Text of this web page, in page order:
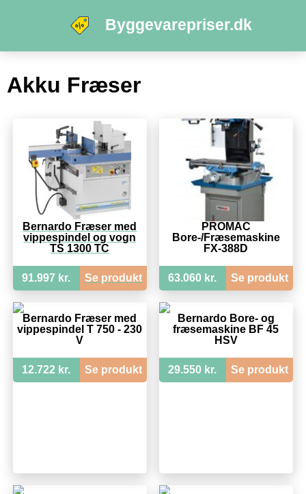
Byggevarepriser.dk
Akku Fræser
Bernardo Fræser med
vippespindel og vogn
TS 1300 TC
91.997 kr. Se produkt
PROMAC
Bore-/Fræsemaskine
FX-388D
63.060 kr. Se produkt
Bernardo Fræser med
vippespindel T 750 - 230
V
12.722 kr. Se produkt
Bernardo Bore- og
fræsemaskine BF 45
HSV
29.550 kr. Se produkt